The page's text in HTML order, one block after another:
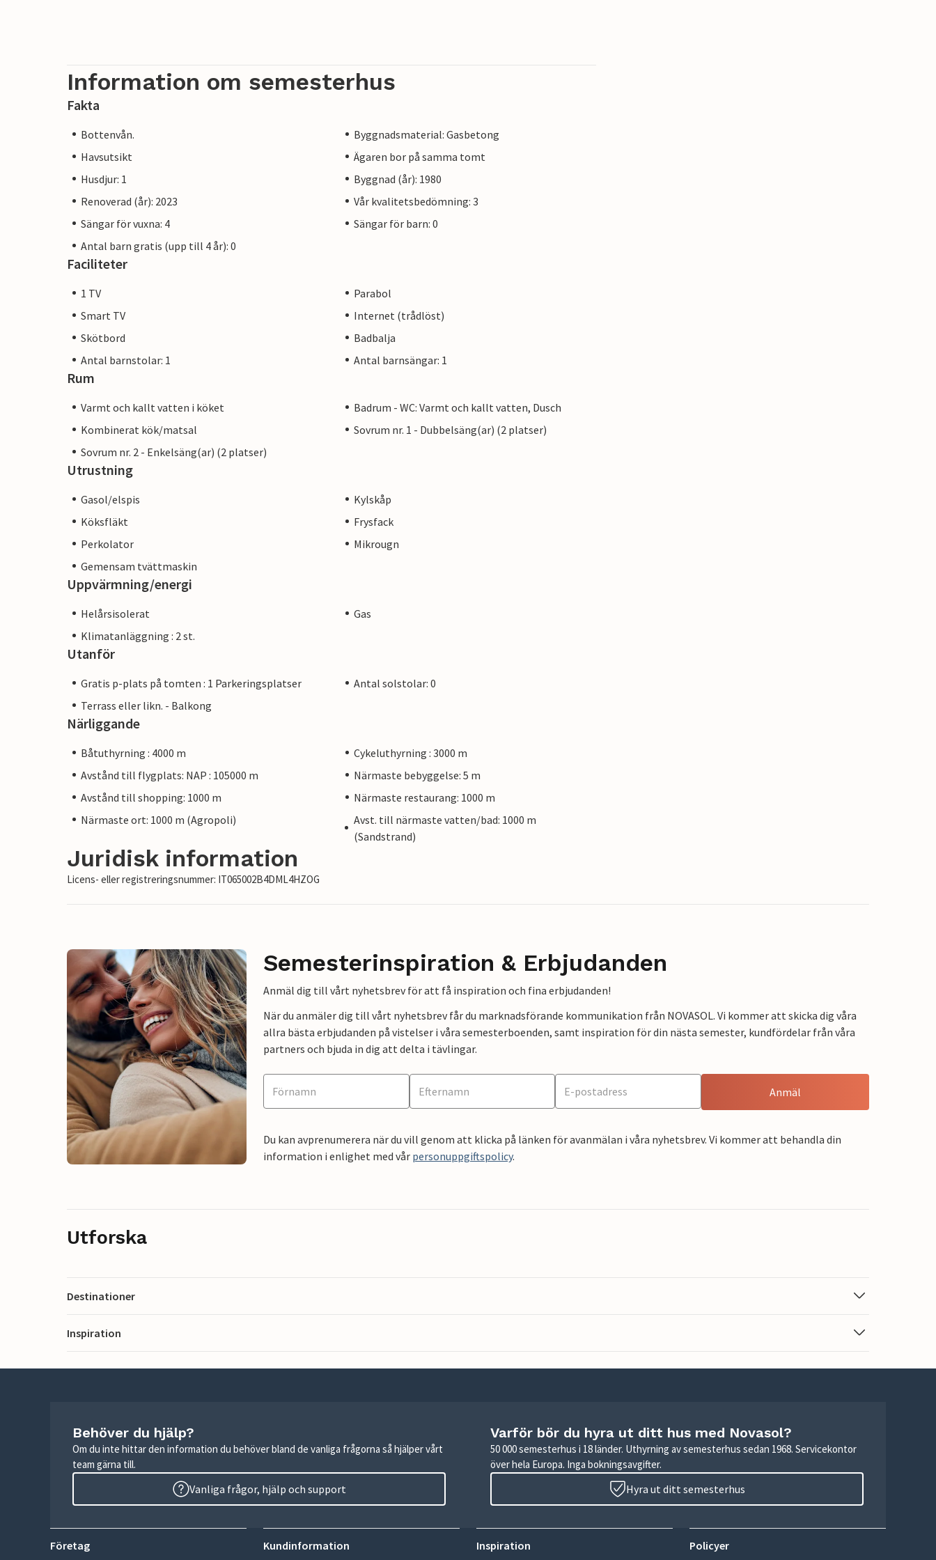
Information om semesterhus
Fakta
Bottenvån.
Byggnadsmaterial: Gasbetong
Havsutsikt
Ägaren bor på samma tomt
Husdjur: 1
Byggnad (år): 1980
Renoverad (år): 2023
Vår kvalitetsbedömning: 3
Sängar för vuxna: 4
Sängar för barn: 0
Antal barn gratis (upp till 4 år): 0
Faciliteter
1 TV
Parabol
Smart TV
Internet (trådlöst)
Skötbord
Badbalja
Antal barnstolar: 1
Antal barnsängar: 1
Rum
Varmt och kallt vatten i köket
Badrum - WC: Varmt och kallt vatten, Dusch
Kombinerat kök/matsal
Sovrum nr. 1 - Dubbelsäng(ar) (2 platser)
Sovrum nr. 2 - Enkelsäng(ar) (2 platser)
Utrustning
Gasol/elspis
Kylskåp
Köksfläkt
Frysfack
Perkolator
Mikrougn
Gemensam tvättmaskin
Uppvärmning/energi
Helårsisolerat
Gas
Klimatanläggning : 2 st.
Utanför
Gratis p-plats på tomten : 1 Parkeringsplatser
Antal solstolar: 0
Terrass eller likn. - Balkong
Närliggande
Båtuthyrning : 4000 m
Cykeluthyrning : 3000 m
Avstånd till flygplats: NAP : 105000 m
Närmaste bebyggelse: 5 m
Avstånd till shopping: 1000 m
Närmaste restaurang: 1000 m
Närmaste ort: 1000 m (Agropoli)
Avst. till närmaste vatten/bad: 1000 m
(Sandstrand)
Juridisk information
Licens- eller registreringsnummer: IT065002B4DML4HZOG
Semesterinspiration & Erbjudanden
Anmäl dig till vårt nyhetsbrev för att få inspiration och fina erbjudanden!
När du anmäler dig till vårt nyhetsbrev får du marknadsförande kommunikation från NOVASOL. Vi kommer att skicka dig våra
allra bästa erbjudanden på vistelser i våra semesterboenden, samt inspiration för din nästa semester, kundfördelar från våra
partners och bjuda in dig att delta i tävlingar.
Anmäl
Du kan avprenumerera när du vill genom att klicka på länken för avanmälan i våra nyhetsbrev. Vi kommer att behandla din
information i enlighet med vår personuppgiftspolicy.
Utforska
Destinationer
Inspiration
Behöver du hjälp?
Om du inte hittar den information du behöver bland de vanliga frågorna så hjälper vårt
team gärna till.
Vanliga frågor, hjälp och support
Varför bör du hyra ut ditt hus med Novasol?
50 000 semesterhus i 18 länder. Uthyrning av semesterhus sedan 1968. Servicekontor
över hela Europa. Inga bokningsavgifter.
Hyra ut ditt semesterhus
Företag Kundinformation Inspiration Policyer